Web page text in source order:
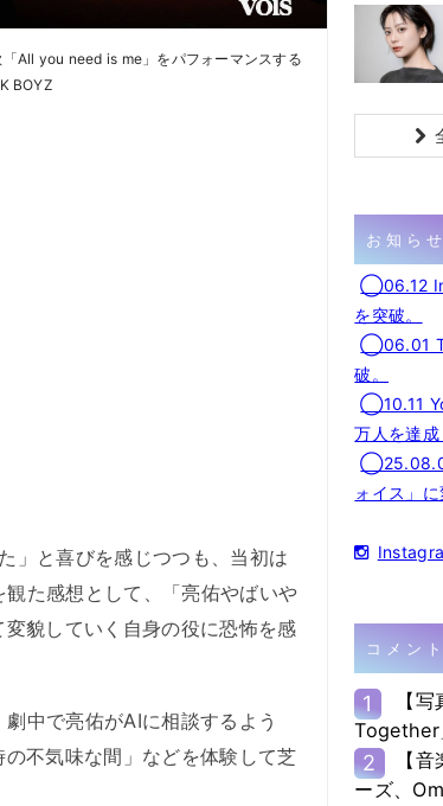
「All you need is me」をパフォーマンスする
BOYZ
」と喜びを感じつつも、当初は
た感想として、「亮佑やばいや
貌していく自身の役に恐怖を感
中で亮佑がAIに相談するよう
不気味な間」などを体験して芝
お知らせ
◯06.12
を突破。
◯06.01
破。
◯10.11
万人を達成
ォイス」に
コメン
1
【
Together
2
【
ーズ、